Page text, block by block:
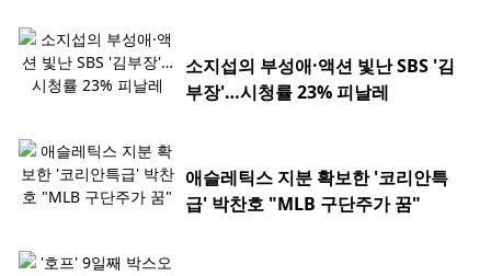
소지섭의 부성애·액션 빛난 SBS '김
부장'…시청률 23% 피날레
애슬레틱스 지분 확보한 '코리안특
급' 박찬호 "MLB 구단주가 꿈"